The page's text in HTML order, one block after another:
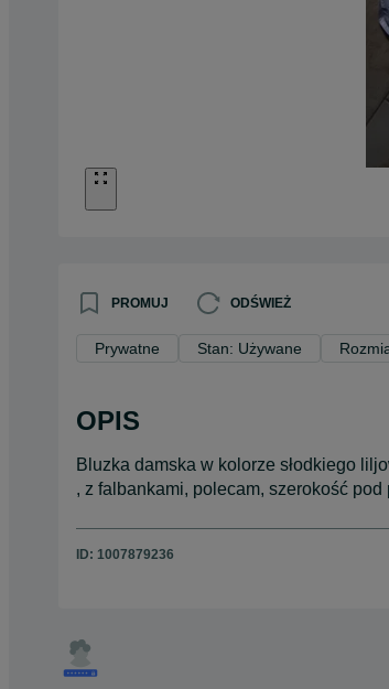
PROMUJ ODŚWIEŻ
Prywatne Stan: Używane
OPIS
Bluzka damska w kolorze słodkiego
, z falbankami, polecam, szerokość pod
ID: 1007879236